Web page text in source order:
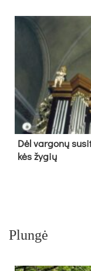
Dėl var­go­nų
kės žy­gių
Plungė